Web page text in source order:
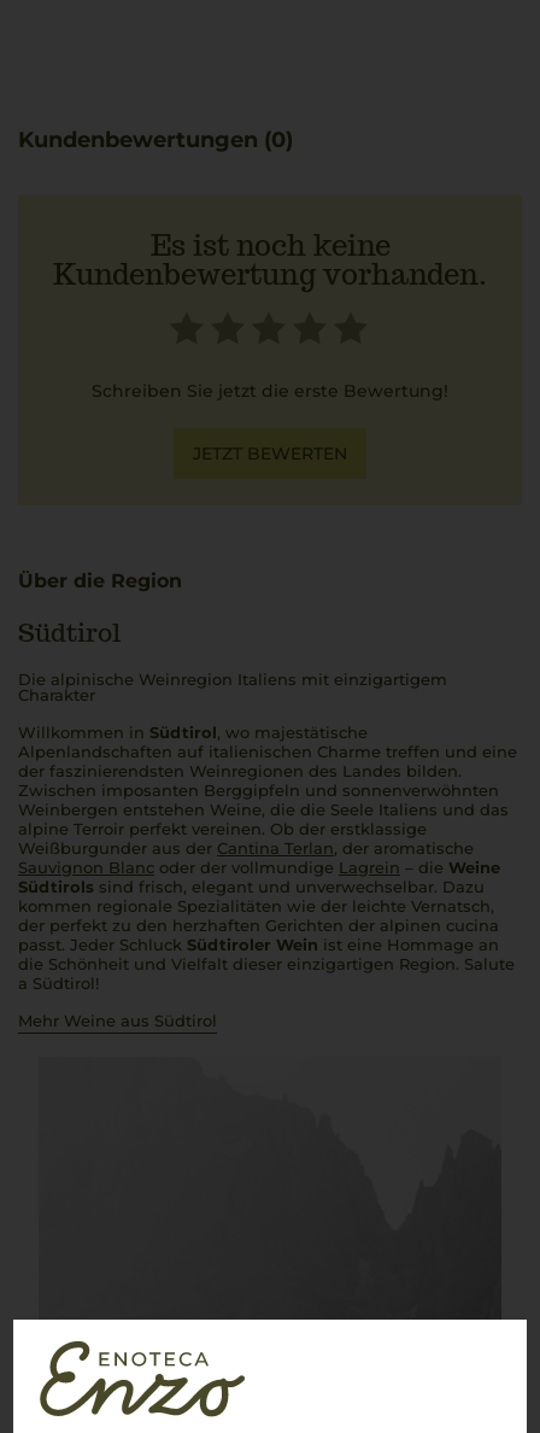
Kundenbewertungen (0)
Es ist noch keine
Kundenbewertung vorhanden.
Schreiben Sie jetzt die erste Bewertung!
JETZT BEWERTEN
Über die Region
Südtirol
Die alpinische Weinregion Italiens mit einzigartigem
Charakter
Willkommen in Südtirol, wo majestätische
Alpenlandschaften auf italienischen Charme treffen und eine
der faszinierendsten Weinregionen des Landes bilden.
Zwischen imposanten Berggipfeln und sonnenverwöhnten
Weinbergen entstehen Weine, die die Seele Italiens und das
alpine Terroir perfekt vereinen. Ob der erstklassige
Weißburgunder aus der Cantina Terlan, der aromatische
Sauvignon Blanc oder der vollmundige Lagrein – die Weine
Südtirols sind frisch, elegant und unverwechselbar. Dazu
kommen regionale Spezialitäten wie der leichte Vernatsch,
der perfekt zu den herzhaften Gerichten der alpinen cucina
passt. Jeder Schluck Südtiroler Wein ist eine Hommage an
die Schönheit und Vielfalt dieser einzigartigen Region. Salute
a Südtirol!
Mehr Weine aus Südtirol